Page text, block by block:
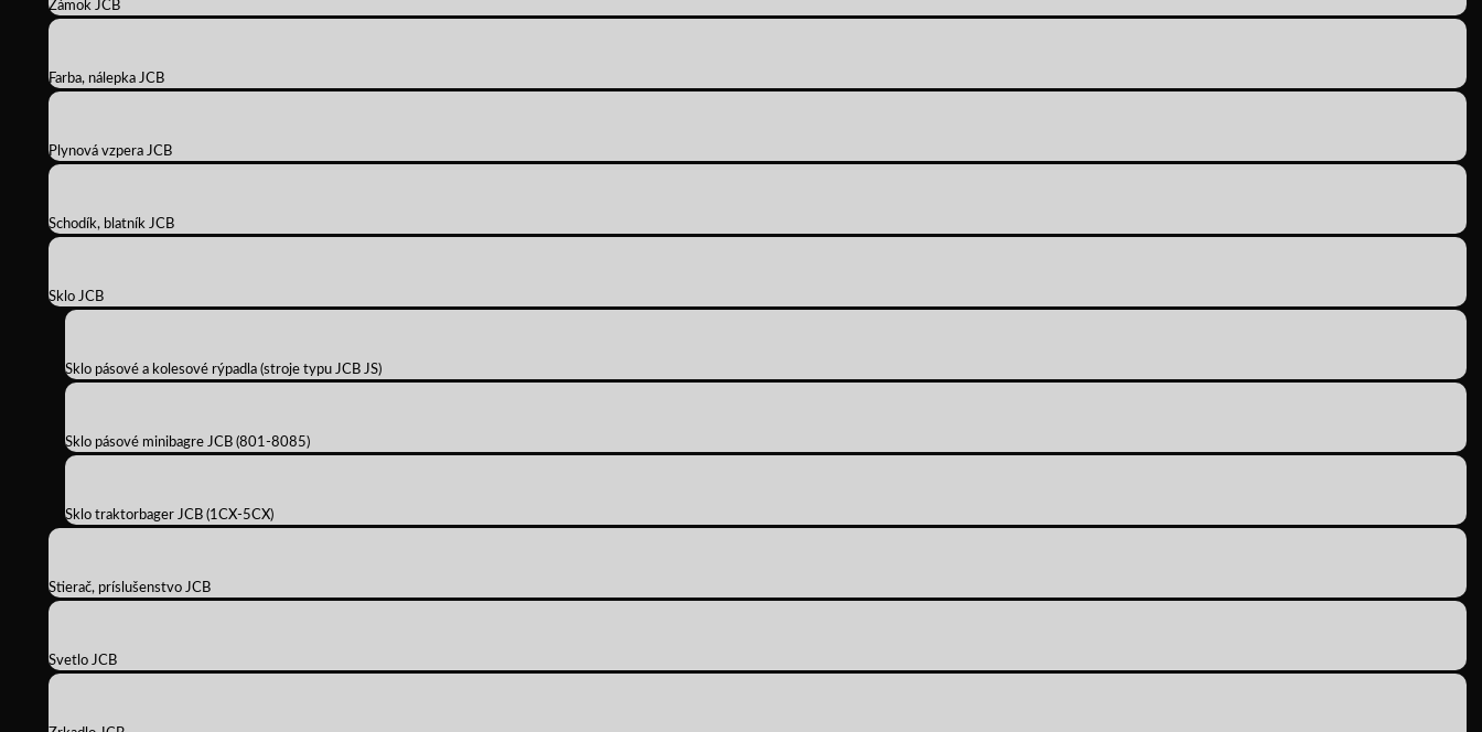
Zámok JCB
Farba, nálepka JCB
Plynová vzpera JCB
Schodík, blatník JCB
Sklo JCB
Sklo pásové a kolesové rýpadla (stroje typu JCB JS)
Sklo pásové minibagre JCB (801-8085)
Sklo traktorbager JCB (1CX-5CX)
Stierač, príslušenstvo JCB
Svetlo JCB